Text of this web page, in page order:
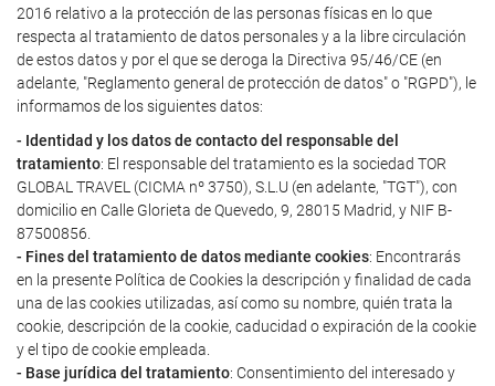
2016 relativo a la protección de las personas físicas en lo que
respecta al tratamiento de datos personales y a la libre circulación
de estos datos y por el que se deroga la Directiva 95/46/CE (en
adelante, "Reglamento general de protección de datos" o "RGPD"), le
informamos de los siguientes datos:
- Identidad y los datos de contacto del responsable del
tratamiento: El responsable del tratamiento es la sociedad TOR
GLOBAL TRAVEL (CICMA nº 3750), S.L.U (en adelante, "TGT"), con
domicilio en Calle Glorieta de Quevedo, 9, 28015 Madrid, y NIF B-
87500856.
- Fines del tratamiento de datos mediante cookies: Encontrarás
en la presente Política de Cookies la descripción y finalidad de cada
una de las cookies utilizadas, así como su nombre, quién trata la
cookie, descripción de la cookie, caducidad o expiración de la cookie
y el tipo de cookie empleada.
- Base jurídica del tratamiento: Consentimiento del interesado y